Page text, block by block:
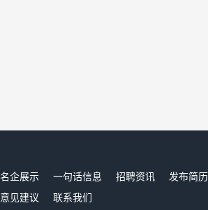
名企展示 一句话信息 招聘资讯 发布简历
意见建议 联系我们